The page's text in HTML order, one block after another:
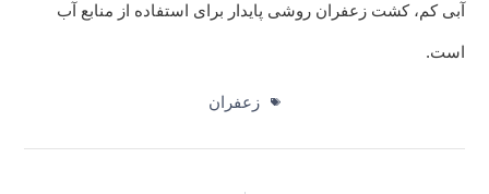
آبی کم، کشت زعفران روشی پایدار برای استفاده از منابع آب
است.
زعفران